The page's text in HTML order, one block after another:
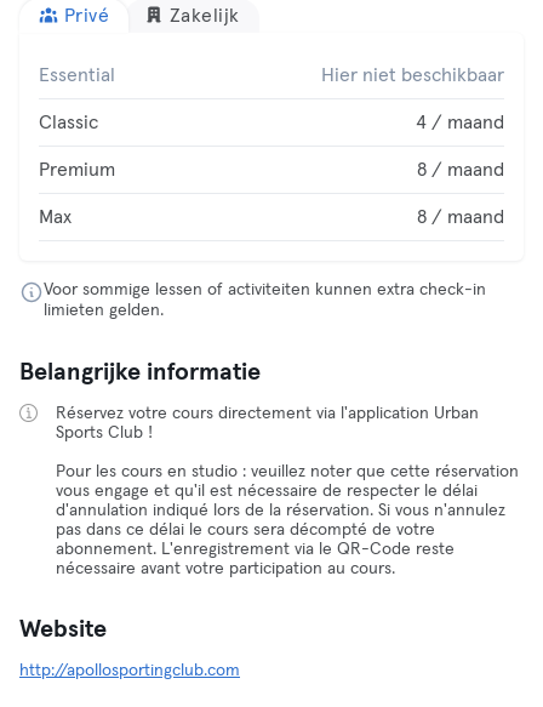
Privé Zakelijk
Essential Hier niet beschikbaar
Classic 4 / maand
Premium 8 / maand
Max 8 / maand
Voor sommige lessen of activiteiten kunnen extra check-in
limieten gelden.
Belangrijke informatie
Réservez votre cours directement via l'application Urban
Sports Club !
Pour les cours en studio : veuillez noter que cette réservation
vous engage et qu'il est nécessaire de respecter le délai
d'annulation indiqué lors de la réservation. Si vous n'annulez
pas dans ce délai le cours sera décompté de votre
abonnement. L'enregistrement via le QR-Code reste
nécessaire avant votre participation au cours.
Website
http://apollosportingclub.com